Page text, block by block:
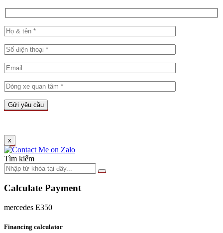
x
Tìm kiếm
Calculate Payment
mercedes E350
Financing calculator